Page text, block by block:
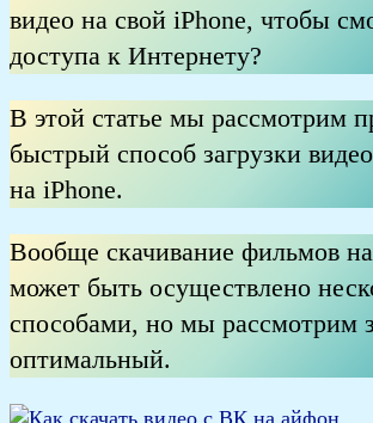
видео на свой iPhone, чтобы
доступа к Интернету?
В этой статье мы рассмотрим
быстрый способ загрузки
на iPhone.
Вообще скачивание фильмов
может быть осуществлено
способами, но мы рассмотрим
оптимальный.